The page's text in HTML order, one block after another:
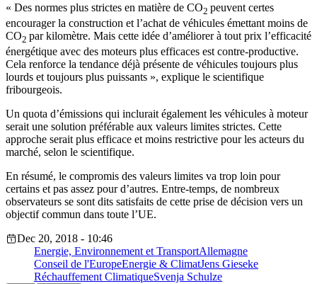
« Des normes plus strictes en matière de CO2 peuvent certes
encourager la construction et l’achat de véhicules émettant moins de
CO2 par kilomètre. Mais cette idée d’améliorer à tout prix l’efficacité
énergétique avec des moteurs plus efficaces est contre-productive.
Cela renforce la tendance déjà présente de véhicules toujours plus
lourds et toujours plus puissants », explique le scientifique
fribourgeois.
Un quota d’émissions qui inclurait également les véhicules à moteur
serait une solution préférable aux valeurs limites strictes. Cette
approche serait plus efficace et moins restrictive pour les acteurs du
marché, selon le scientifique.
En résumé, le compromis des valeurs limites va trop loin pour
certains et pas assez pour d’autres. Entre-temps, de nombreux
observateurs se sont dits satisfaits de cette prise de décision vers un
objectif commun dans toute l’UE.
Dec 20, 2018 - 10:46
Energie, Environnement et TransportAllemagne
Conseil de l'EuropeEnergie & ClimatJens Gieseke
Réchauffement ClimatiqueSvenja Schulze